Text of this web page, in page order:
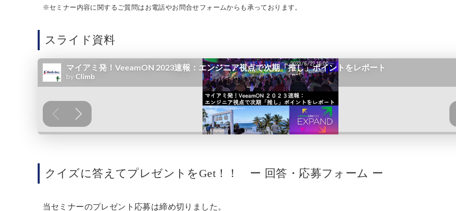
※セミナー内容に関するご質問はお電話やお問合せフォームからも承っております。
スライド資料
クイズに答えてプレゼント を Get！！ ー 回答・応募フォーム ー
当セミナーのプレゼント応募は締め切りました。